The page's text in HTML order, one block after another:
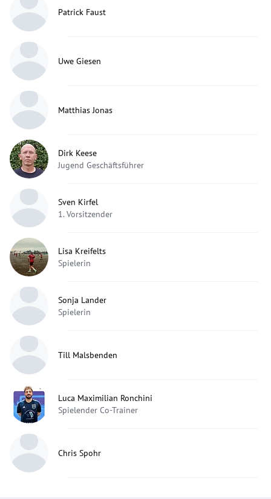
Patrick Faust
Uwe Giesen
Matthias Jonas
Dirk Keese
Jugend Geschäftsführer
Sven Kirfel
1. Vorsitzender
Lisa Kreifelts
Spielerin
Sonja Lander
Spielerin
Till Malsbenden
Luca Maximilian Ronchini
Spielender Co-Trainer
Chris Spohr